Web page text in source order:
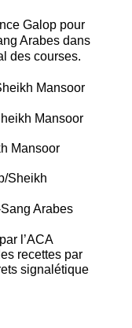
Galop pour
Arabes dans
des courses.
Mansoor
Mansoor
Mansoor
Sheikh
Arabes
l’ACA
recettes par
signalétique